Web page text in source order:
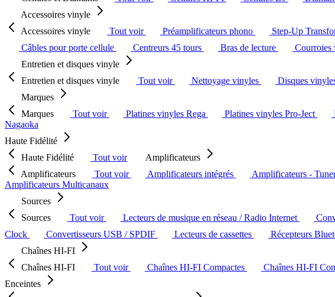
Accessoires vinyle
Accessoires vinyle
Tout voir Préamplificateurs phono Step-Up
Câbles pour porte cellule
Centreurs 45 tours Bras de lecture Courroies
Entretien et disques vinyle
Entretien et disques vinyle
Tout voir Nettoyage vinyles Disques
Marques
Marques
Tout voir Platines vinyles Rega Platines vinyles Pro-Ject
Nagaoka
Haute Fidélité
Haute Fidélité
Tout voir
Amplificateurs
Amplificateurs
Tout voir Amplificateurs intégrés Amplificateurs -
Amplificateurs Multicanaux
Sources
Sources
Tout voir Lecteurs de musique en réseau / Radio Internet
Clock
Convertisseurs USB / SPDIF Lecteurs de cassettes Récepteurs
Chaînes HI-FI
Chaînes HI-FI
Tout voir Chaînes HI-FI Compactes Chaînes HI-FI
Enceintes